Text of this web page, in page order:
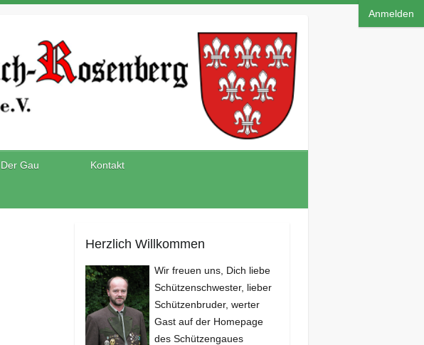
Anmelden
Der Gau Kontakt
Herzlich Willkommen
Wir freuen uns, Dich liebe
Schützenschwester, lieber
Schützenbruder, werter
Gast auf der Homepage
des Schützengaues